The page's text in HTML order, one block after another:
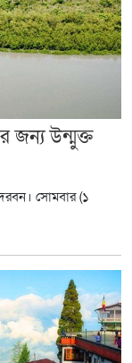
জন্য উন্মুক্ত
সোমবার (১